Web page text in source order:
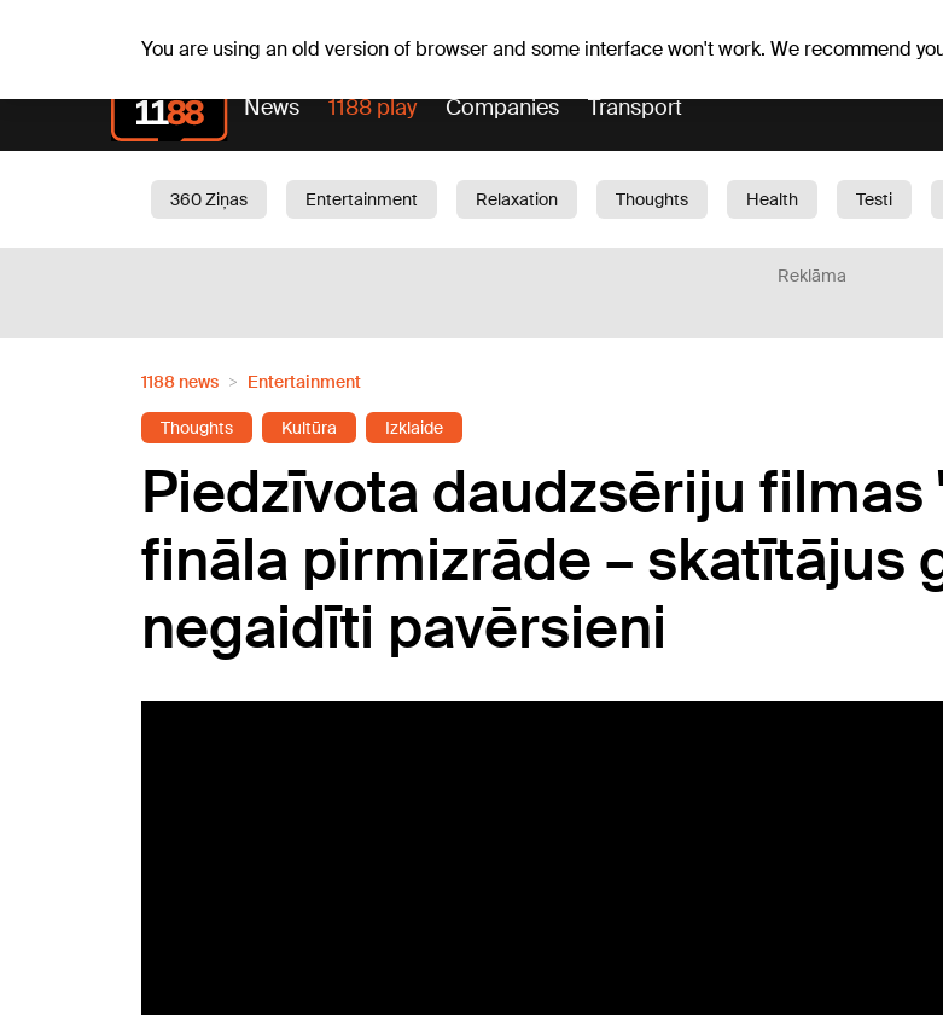
You are using an old version of browser and some interface won't work. We recommend
News 1188 play Companies Transport
360 Ziņas Entertainment Relaxation Thoughts Health Testi
Reklāma
1188 news Entertainment
Thoughts Kultūra Izklaide
Piedzīvota daudzsēriju filmas
fināla pirmizrāde – skatītājus
negaidīti pavērsieni